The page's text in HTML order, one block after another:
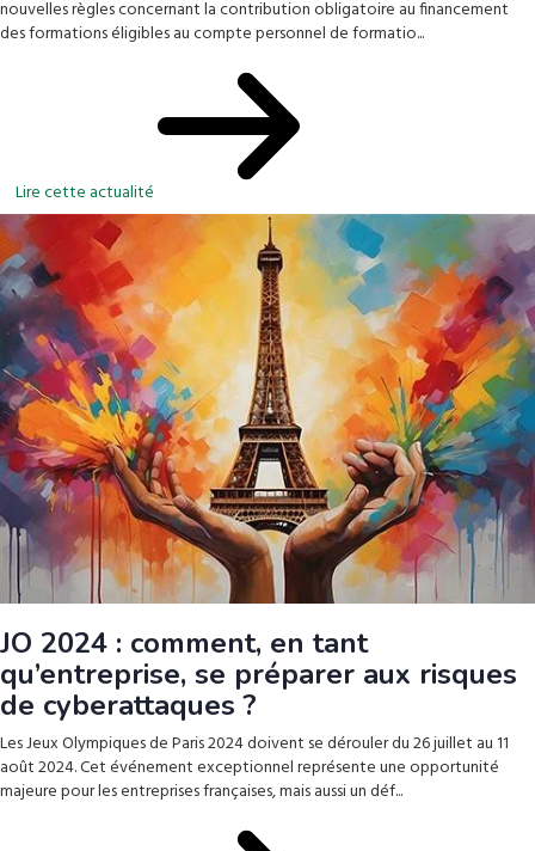
nouvelles règles concernant la contribution obligatoire au financement
des formations éligibles au compte personnel de formatio...
Lire cette actualité
JO 2024 : comment, en tant
qu’entreprise, se préparer aux risques
de cyberattaques ?
Les Jeux Olympiques de Paris 2024 doivent se dérouler du 26 juillet au 11
août 2024. Cet événement exceptionnel représente une opportunité
majeure pour les entreprises françaises, mais aussi un déf...